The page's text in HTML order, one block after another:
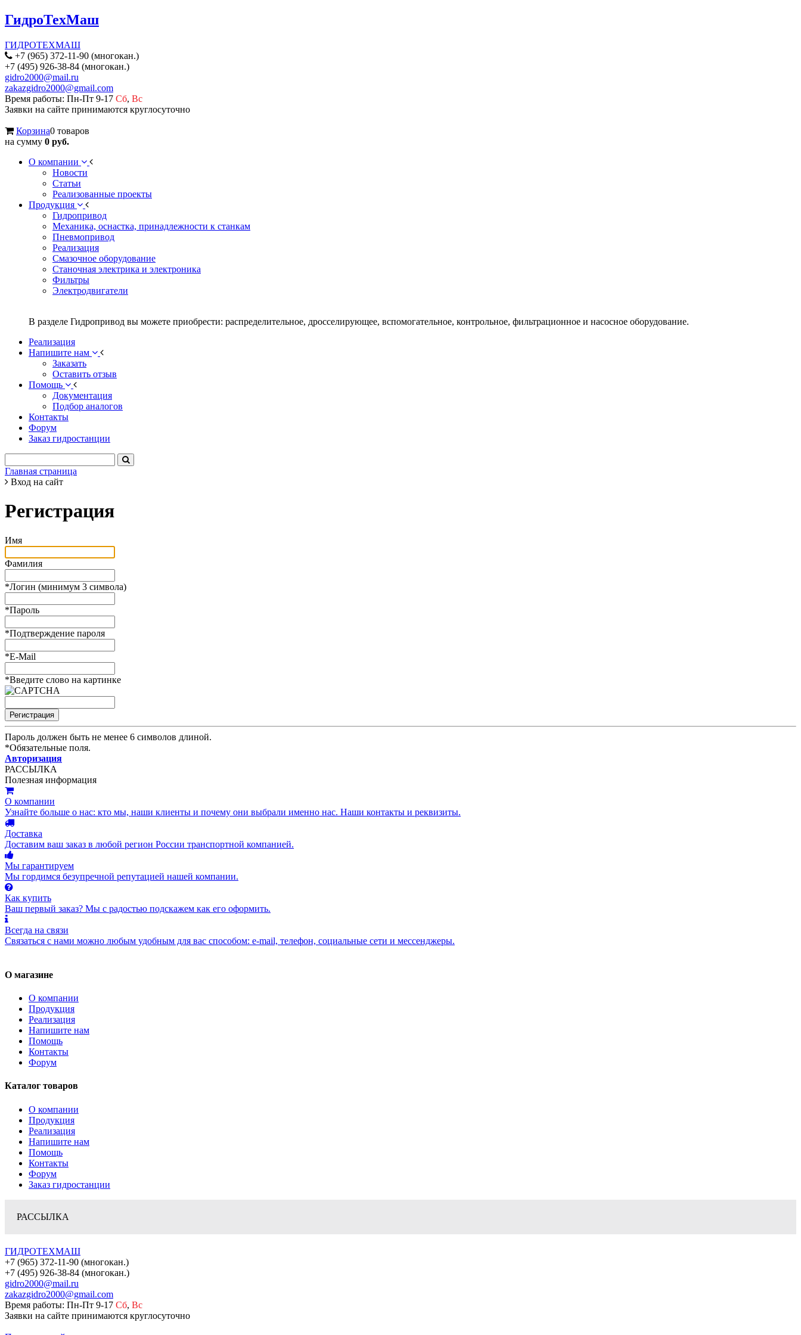
ГидроТехМаш
ГИДРОТЕХМАШ
+7 (965) 372-11-90 (многокан.)
+7 (495) 926-38-84 (многокан.)
gidro2000@mail.ru
zakazgidro2000@gmail.com
Время работы: Пн-Пт 9-17 Сб, Вс
Заявки на сайте принимаются круглосуточно
Корзина0 товаров
на сумму 0 руб.
О компании
Новости
Статьи
Реализованные проекты
Продукция
Гидропривод
Механика, оснастка, принадлежности к станкам
Пневмопривод
Реализация
Смазочное оборудование
Станочная электрика и электроника
Фильтры
Электродвигатели
В разделе Гидропривод вы можете приобрести: распределительное, дросселирующее, вспомогательное, контрольное, фильтрационное и насосное оборудование.
Реализация
Напишите нам
Заказать
Оставить отзыв
Помощь
Документация
Подбор аналогов
Контакты
Форум
Заказ гидростанции
Главная страница
Вход на сайт
Регистрация
Имя
Фамилия
*Логин (минимум 3 символа)
*Пароль
*Подтверждение пароля
*E-Mail
*Введите слово на картинке
Пароль должен быть не менее 6 символов длиной.
*Обязательные поля.
Авторизация
РАССЫЛКА
Полезная информация
О компании
Узнайте больше о нас: кто мы, наши клиенты и почему они выбрали именно нас. Наши контакты и реквизиты.
Доставка
Доставим ваш заказ в любой регион России транспортной компанией.
Мы гарантируем
Мы гордимся безупречной репутацией нашей компании.
Как купить
Ваш первый заказ? Мы с радостью подскажем как его оформить.
Всегда на связи
Связаться с нами можно любым удобным для вас способом: e-mail, телефон, социальные сети и мессенджеры.
О магазине
О компании
Продукция
Реализация
Напишите нам
Помощь
Контакты
Форум
Каталог товаров
О компании
Продукция
Реализация
Напишите нам
Помощь
Контакты
Форум
Заказ гидростанции
РАССЫЛКА
ГИДРОТЕХМАШ
+7 (965) 372-11-90 (многокан.)
+7 (495) 926-38-84 (многокан.)
gidro2000@mail.ru
zakazgidro2000@gmail.com
Время работы: Пн-Пт 9-17 Сб, Вс
Заявки на сайте принимаются круглосуточно